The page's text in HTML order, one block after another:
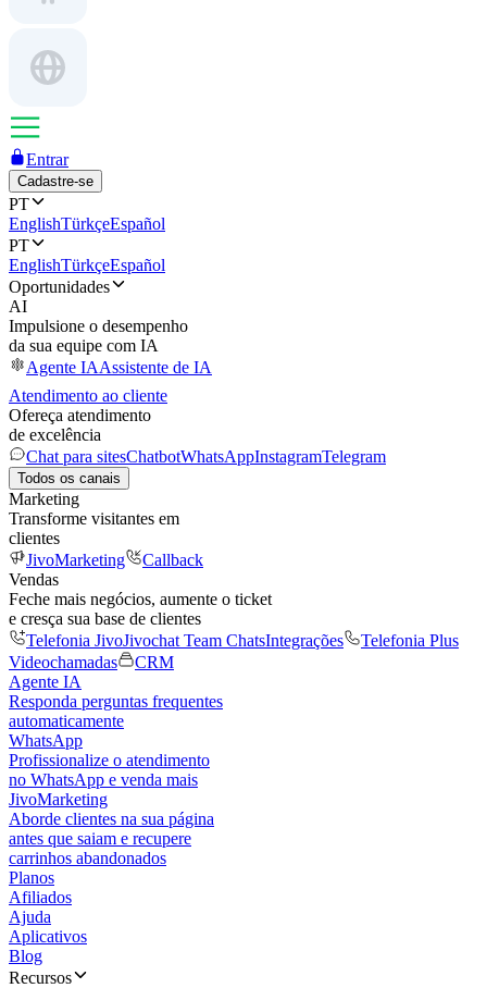
Entrar
Cadastre-se
PT
EnglishTürkçeEspañol
PT
EnglishTürkçeEspañol
Oportunidades
AI
Impulsione o desempenho
da sua equipe com IA
Agente IAAssistente de IA
Atendimento ao cliente
Ofereça atendimento
de excelência
Chat para sitesChatbotWhatsAppInstagramTelegram
Todos os canais
Marketing
Transforme visitantes em
clientes
JivoMarketing
Callback
Vendas
Feche mais negócios, aumente o ticket
e cresça sua base de clientes
Telefonia JivoJivochat Team ChatsIntegrações
Telefonia Plus
Videochamadas
CRM
Agente IA
Responda perguntas frequentes
automaticamente
WhatsApp
Profissionalize o atendimento
no WhatsApp e venda mais
JivoMarketing
Aborde clientes na sua página
antes que saiam e recupere
carrinhos abandonados
Planos
Afiliados
Ajuda
Aplicativos
Blog
Recursos